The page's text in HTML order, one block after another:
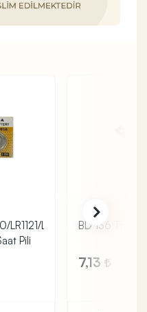
LR55/L1121/191
Pili
BD 136
7,13